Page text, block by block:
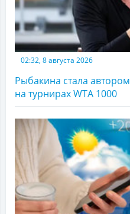
02:32, 8 августа 2026
Рыбакина стала
на турнирах WTA 1000